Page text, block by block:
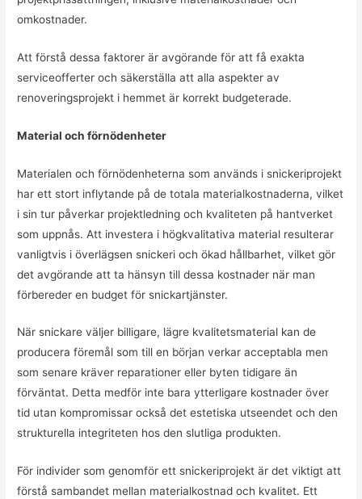
omkostnader.
Att förstå dessa faktorer är avgörande för att få exakta
serviceofferter och säkerställa att alla aspekter av
renoveringsprojekt i hemmet är korrekt budgeterade.
Material och förnödenheter
Materialen och förnödenheterna som används i snickeriprojekt
har ett stort inflytande på de totala materialkostnaderna, vilket
i sin tur påverkar projektledning och kvaliteten på hantverket
som uppnås. Att investera i högkvalitativa material resulterar
vanligtvis i överlägsen snickeri och ökad hållbarhet, vilket gör
det avgörande att ta hänsyn till dessa kostnader när man
förbereder en budget för snickartjänster.
När snickare väljer billigare, lägre kvalitetsmaterial kan de
producera föremål som till en början verkar acceptabla men
som senare kräver reparationer eller byten tidigare än
förväntat. Detta medför inte bara ytterligare kostnader över
tid utan kompromissar också det estetiska utseendet och den
strukturella integriteten hos den slutliga produkten.
För individer som genomför ett snickeriprojekt är det viktigt att
förstå sambandet mellan materialkostnad och kvalitet. Ett